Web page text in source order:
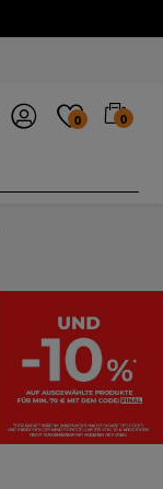
0 0